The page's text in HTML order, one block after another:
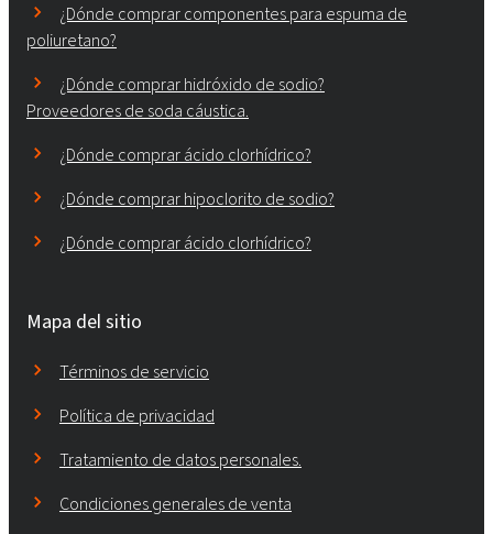
¿Dónde comprar componentes para espuma de
poliuretano?
¿Dónde comprar hidróxido de sodio?
Proveedores de soda cáustica.
¿Dónde comprar ácido clorhídrico?
¿Dónde comprar hipoclorito de sodio?
¿Dónde comprar ácido clorhídrico?
Mapa del sitio
Términos de servicio
Política de privacidad
Tratamiento de datos personales.
Condiciones generales de venta